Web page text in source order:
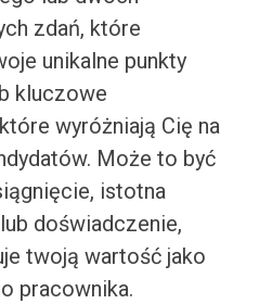
zdań, które
unikalne punkty
kluczowe
wyróżniają Cię na
Może to być
istotna
doświadczenie,
twoją wartość jako
pracownika.